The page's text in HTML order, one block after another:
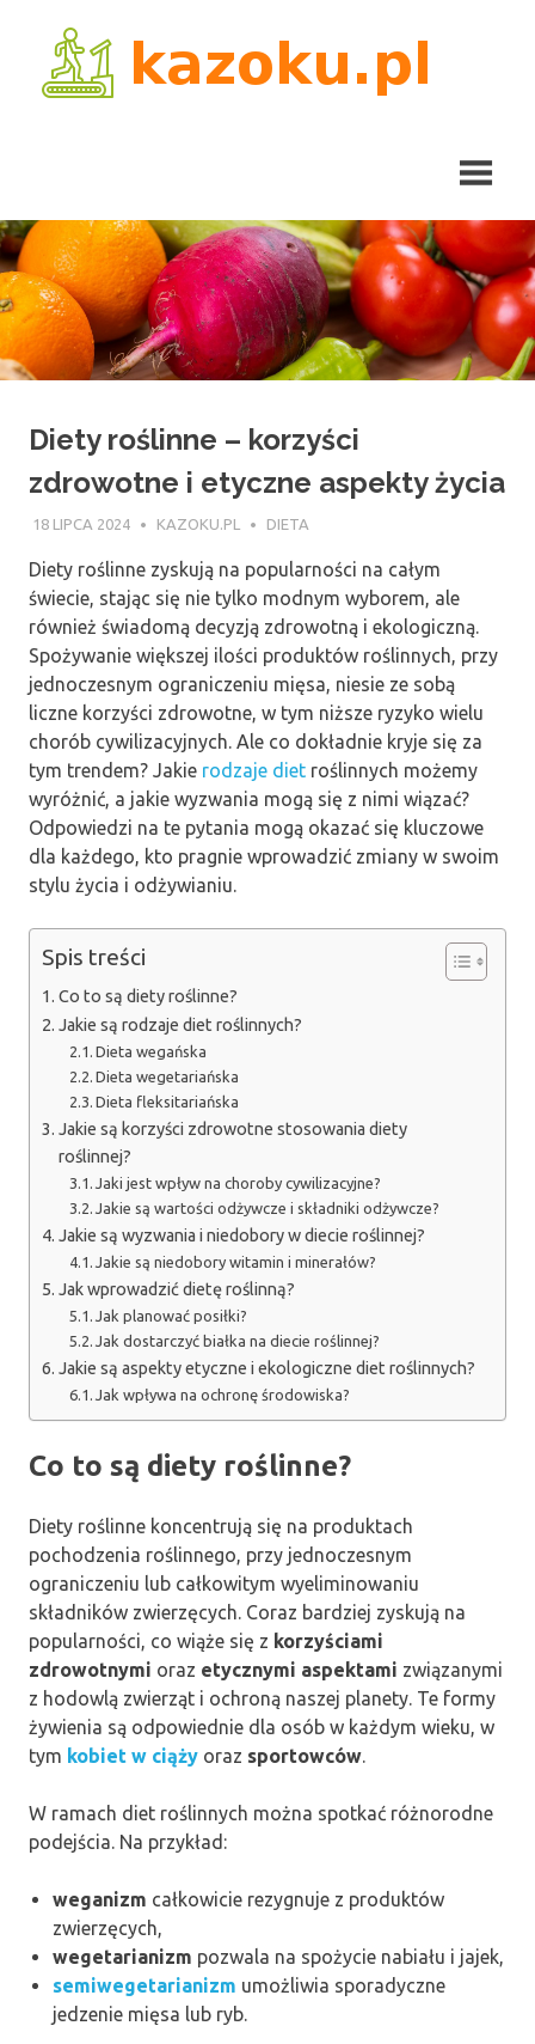
content
Diety roślinne – korzyści
zdrowotne i etyczne aspekty życia
18 LIPCA 2024 KAZOKU.PL DIETA
Diety roślinne zyskują na popularności na całym
świecie, stając się nie tylko modnym wyborem, ale
również świadomą decyzją zdrowotną i ekologiczną.
Spożywanie większej ilości produktów roślinnych, przy
jednoczesnym ograniczeniu mięsa, niesie ze sobą
liczne korzyści zdrowotne, w tym niższe ryzyko wielu
chorób cywilizacyjnych. Ale co dokładnie kryje się za
tym trendem? Jakie rodzaje diet roślinnych możemy
wyróżnić, a jakie wyzwania mogą się z nimi wiązać?
Odpowiedzi na te pytania mogą okazać się kluczowe
dla każdego, kto pragnie wprowadzić zmiany w swoim
stylu życia i odżywianiu.
Spis treści
Co to są diety roślinne?
Jakie są rodzaje diet roślinnych?
Dieta wegańska
Dieta wegetariańska
Dieta fleksitariańska
Jakie są korzyści zdrowotne stosowania diety
roślinnej?
Jaki jest wpływ na choroby cywilizacyjne?
Jakie są wartości odżywcze i składniki odżywcze?
Jakie są wyzwania i niedobory w diecie roślinnej?
Jakie są niedobory witamin i minerałów?
Jak wprowadzić dietę roślinną?
Jak planować posiłki?
Jak dostarczyć białka na diecie roślinnej?
Jakie są aspekty etyczne i ekologiczne diet roślinnych?
Jak wpływa na ochronę środowiska?
Co to są diety roślinne?
Diety roślinne koncentrują się na produktach
pochodzenia roślinnego, przy jednoczesnym
ograniczeniu lub całkowitym wyeliminowaniu
składników zwierzęcych. Coraz bardziej zyskują na
popularności, co wiąże się z korzyściami
zdrowotnymi oraz etycznymi aspektami związanymi
z hodowlą zwierząt i ochroną naszej planety. Te formy
żywienia są odpowiednie dla osób w każdym wieku, w
tym kobiet w ciąży oraz sportowców.
W ramach diet roślinnych można spotkać różnorodne
podejścia. Na przykład:
weganizm całkowicie rezygnuje z produktów
zwierzęcych,
wegetarianizm pozwala na spożycie nabiału i jajek,
semiwegetarianizm umożliwia sporadyczne
jedzenie mięsa lub ryb.